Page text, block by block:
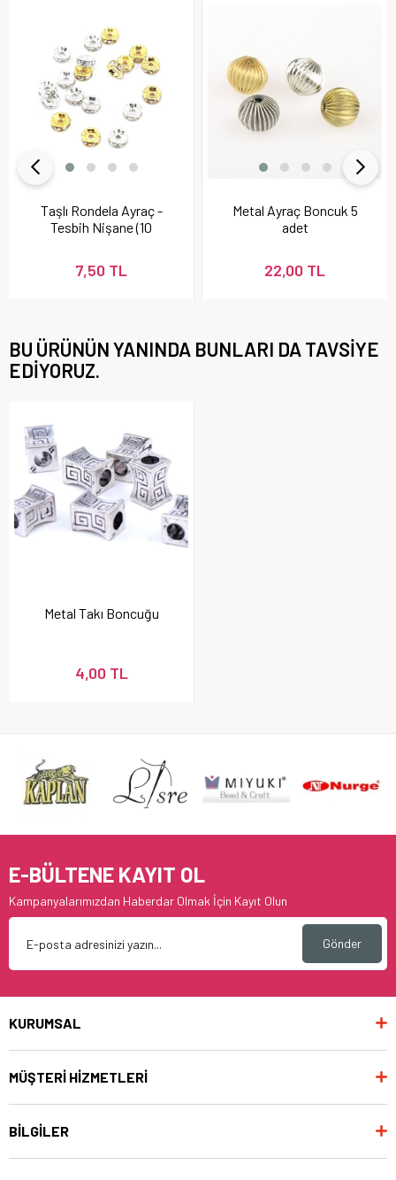
Taşlı Rondela Ayraç -
Tesbih Nişane (10
7,50 TL
Metal Ayraç Boncuk 5
adet
22,00 TL
BU ÜRÜNÜN YANINDA BUNLARI DA TAVSIYE
EDIYORUZ.
Metal Takı Boncuğu
4,00 TL
E-BÜLTENE KAYIT OL
Kampanyalarımızdan Haberdar Olmak İçin Kayıt Olun
Gönder
KURUMSAL
MÜŞTERİ HİZMETLERİ
BİLGİLER